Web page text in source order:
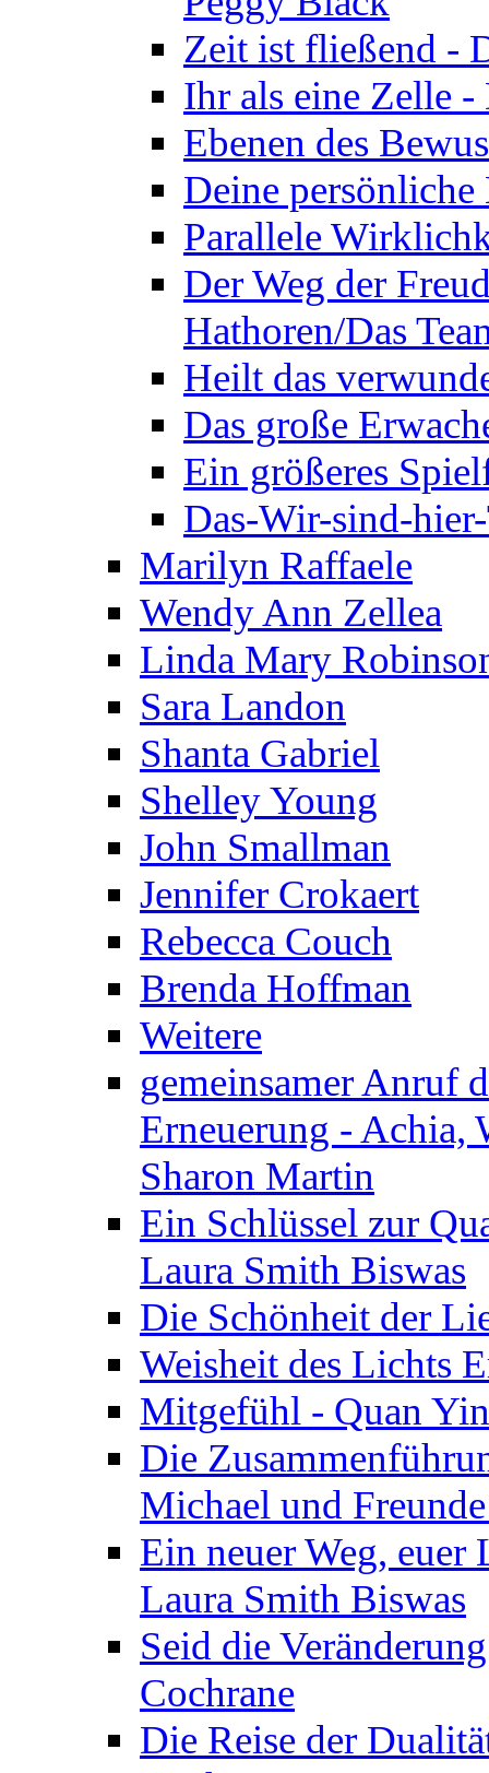
Zeit ist fließend -
Ihr als eine Zelle -
Ebenen des
Deine
Parallele
Der Weg der
Hathoren/Das
Heilt das
Das große
Ein größeres
Das-Wir-sind-
Marilyn Raffaele
Wendy Ann Zellea
Linda Mary
Sara Landon
Shanta Gabriel
Shelley Young
John Smallman
Jennifer Crokaert
Rebecca Couch
Brenda Hoffman
Weitere
gemeinsamer Anruf
Erneuerung - Achia,
Sharon Martin
Ein Schlüssel zur
Laura Smith Biswas
Die Schönheit der
Weisheit des Lichts
Mitgefühl - Quan
Die
Michael und
Ein neuer Weg, euer
Laura Smith Biswas
Seid die
Cochrane
Die Reise der